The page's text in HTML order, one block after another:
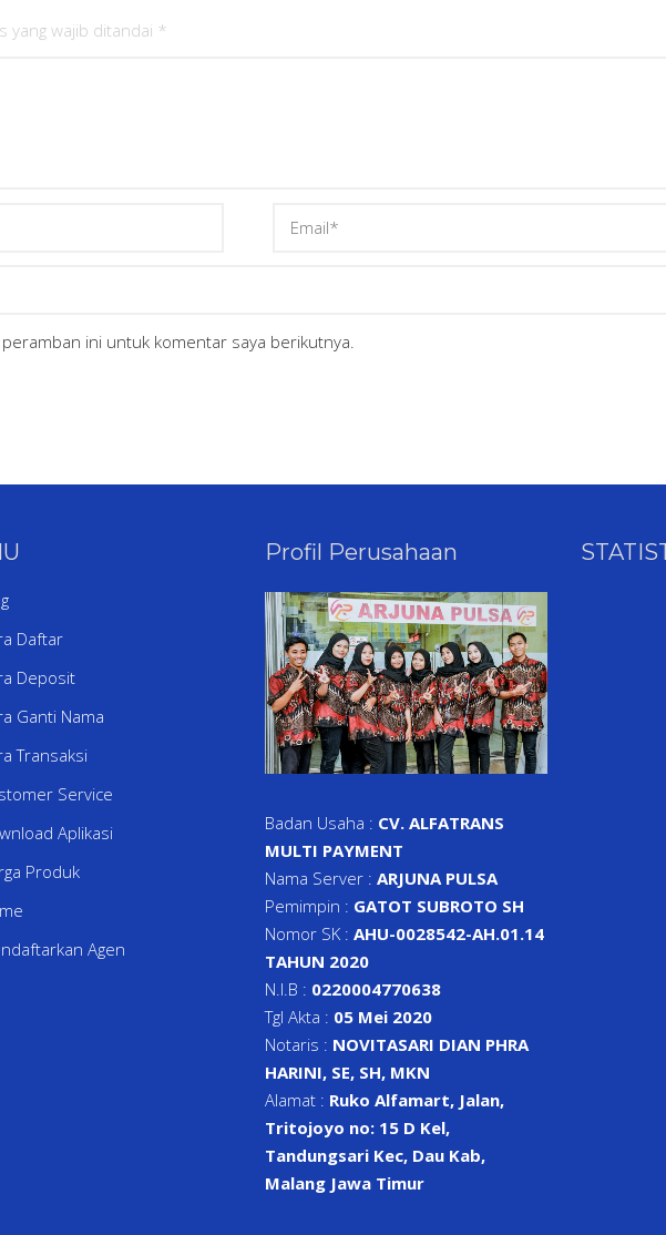
yang wajib ditandai *
ini untuk komentar saya berikutnya.
Daftar
Deposit
Ganti Nama
Transaksi
Service
Aplikasi
Produk
Agen
Profil Perusahaan
Badan Usaha : CV. ALFATRANS
MULTI PAYMENT
Nama Server : ARJUNA PULSA
Pemimpin : GATOT SUBROTO SH
Nomor SK : AHU-0028542-AH.01.14
TAHUN 2020
N.I.B : 0220004770638
Tgl Akta : 05 Mei 2020
Notaris : NOVITASARI DIAN PHRA
HARINI, SE, SH, MKN
Alamat : Ruko Alfamart, Jalan,
Tritojoyo no: 15 D Kel,
Tandungsari Kec, Dau Kab,
Malang Jawa Timur